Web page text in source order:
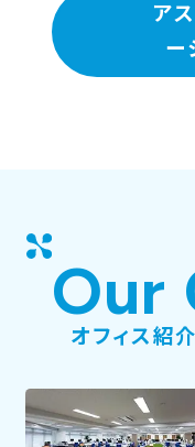
ア
ー
Our
オフィス紹介